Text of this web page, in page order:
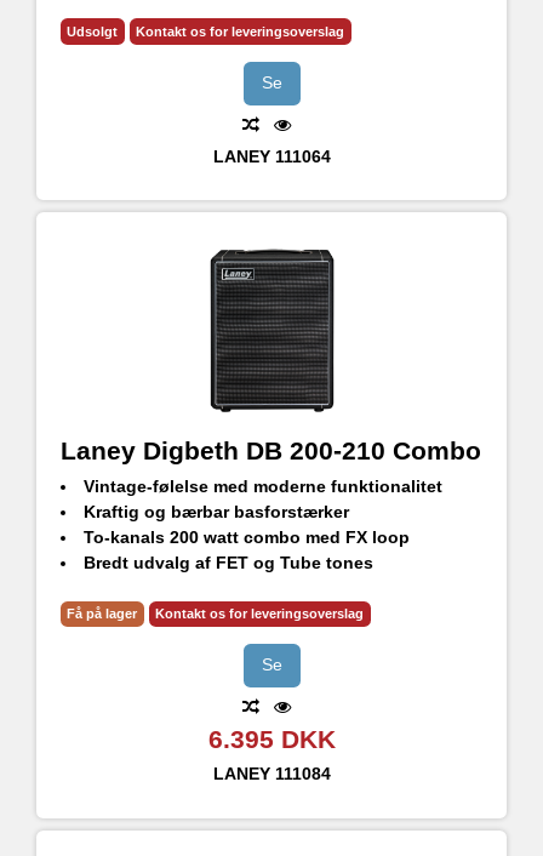
CH2 with selectable Bright, Flat and Dark voicing
2x12" HH Designed High Performance drivers - H1260
Udsolgt Kontakt os for leveringsoverslag
Se
LANEY 111064
Laney Digbeth DB 200-210 Combo
Vintage-følelse med moderne funktionalitet
Kraftig og bærbar basforstærker
To-kanals 200 watt combo med FX loop
Bredt udvalg af FET og Tube tones
Få på lager Kontakt os for leveringsoverslag
Se
6.395 DKK
LANEY 111084